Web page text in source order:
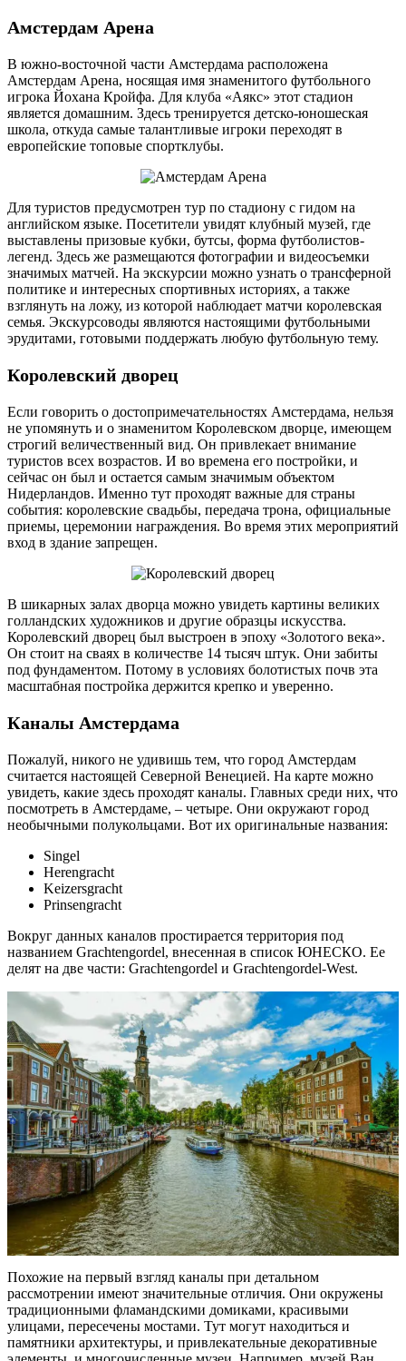
Амстердам Арена
В южно-восточной части Амстердама расположена
Амстердам Арена, носящая имя знаменитого футбольного
игрока Йохана Кройфа. Для клуба «Аякс» этот стадион
является домашним. Здесь тренируется детско-юношеская
школа, откуда самые талантливые игроки переходят в
европейские топовые спортклубы.
Для туристов предусмотрен тур по стадиону с гидом на
английском языке. Посетители увидят клубный музей, где
выставлены призовые кубки, бутсы, форма футболистов-
легенд. Здесь же размещаются фотографии и видеосъемки
значимых матчей. На экскурсии можно узнать о трансферной
политике и интересных спортивных историях, а также
взглянуть на ложу, из которой наблюдает матчи королевская
семья. Экскурсоводы являются настоящими футбольными
эрудитами, готовыми поддержать любую футбольную тему.
Королевский дворец
Если говорить о достопримечательностях Амстердама, нельзя
не упомянуть и о знаменитом Королевском дворце, имеющем
строгий величественный вид. Он привлекает внимание
туристов всех возрастов. И во времена его постройки, и
сейчас он был и остается самым значимым объектом
Нидерландов. Именно тут проходят важные для страны
события: королевские свадьбы, передача трона, официальные
приемы, церемонии награждения. Во время этих мероприятий
вход в здание запрещен.
В шикарных залах дворца можно увидеть картины великих
голландских художников и другие образцы искусства.
Королевский дворец был выстроен в эпоху «Золотого века».
Он стоит на сваях в количестве 14 тысяч штук. Они забиты
под фундаментом. Потому в условиях болотистых почв эта
масштабная постройка держится крепко и уверенно.
Каналы Амстердама
Пожалуй, никого не удивишь тем, что город Амстердам
считается настоящей Северной Венецией. На карте можно
увидеть, какие здесь проходят каналы. Главных среди них, что
посмотреть в Амстердаме, – четыре. Они окружают город
необычными полукольцами. Вот их оригинальные названия:
Singel
Herengracht
Keizersgracht
Prinsengracht
Вокруг данных каналов простирается территория под
названием Grachtengordel, внесенная в список ЮНЕСКО. Ее
делят на две части: Grachtengordel и Grachtengordel-West.
Похожие на первый взгляд каналы при детальном
рассмотрении имеют значительные отличия. Они окружены
традиционными фламандскими домиками, красивыми
улицами, пересечены мостами. Тут могут находиться и
памятники архитектуры, и привлекательные декоративные